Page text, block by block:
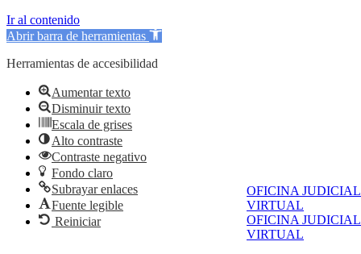
OFICINA JUDICIAL
VIRTUAL
OFICINA JUDICIAL
VIRTUAL
Ir al contenido
Abrir barra de herramientas
Herramientas de accesibilidad
Aumentar texto
Disminuir texto
Escala de grises
Alto contraste
Contraste negativo
Fondo claro
Subrayar enlaces
Fuente legible
Reiniciar